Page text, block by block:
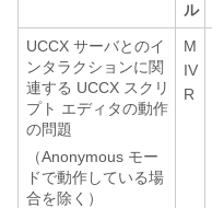
ル
UCCX サーバとのイ
ンタラクションに関
連する UCCX スクリ
プト エディタの動作
の問題
（Anonymous モー
ドで動作している場
合を除く）
M
IV
R